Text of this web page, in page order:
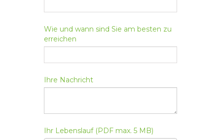
Wie und wann sind Sie am besten zu
erreichen
Ihre Nachricht
Ihr Lebenslauf (PDF max. 5 MB)